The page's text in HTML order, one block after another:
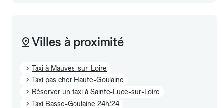
Villes à proximité
Taxi à Mauves-sur-Loire
Taxi pas cher Haute-Goulaine
Réserver un taxi à Sainte-Luce-sur-Loire
Taxi Basse-Goulaine 24h/24